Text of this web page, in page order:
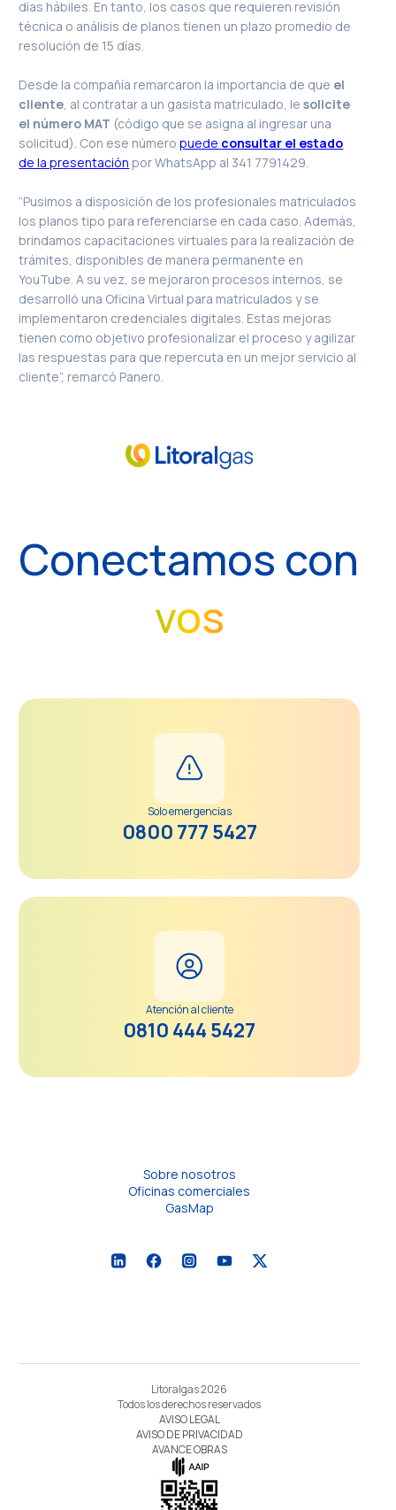
días hábiles. En tanto, los casos que requieren revisión
técnica o análisis de planos tienen un plazo promedio de
resolución de 15 días.
Desde la compañía remarcaron la importancia de que el
cliente, al contratar a un gasista matriculado, lesolicite
el número MAT (código que se asigna al ingresar una
solicitud). Con ese númeropuede consultar el estado
de la presentación por WhatsApp al 341 7791429.
“Pusimos a disposición de los profesionales matriculados
los planos tipo para referenciarse en cada caso. Además,
brindamos capacitaciones virtuales para la realización de
trámites, disponibles de manera permanente en
YouTube. A su vez, se mejoraron procesos internos, se
desarrolló una Oficina Virtual para matriculados y se
implementaron credenciales digitales. Estas mejoras
tienen como objetivo profesionalizar el proceso y agilizar
las respuestas para que repercuta en un mejor servicio al
cliente”, remarcó Panero.
Conectamos con
vos
Solo emergencias
0800 777 5427
Atención al cliente
0810 444 5427
Sobre nosotros
Oficinas comerciales
GasMap
Litoralgas 2026
Todos los derechos reservados
AVISO LEGAL
AVISO DE PRIVACIDAD
AVANCE OBRAS